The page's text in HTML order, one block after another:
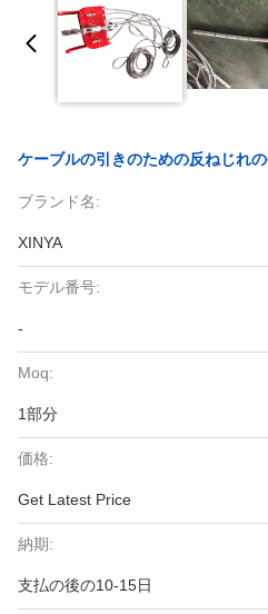
ケーブルの引きのための反ねじれ
ブランド名:
XINYA
モデル番号:
-
Moq:
1部分
価格:
Get Latest Price
納期:
支払の後の10-15日